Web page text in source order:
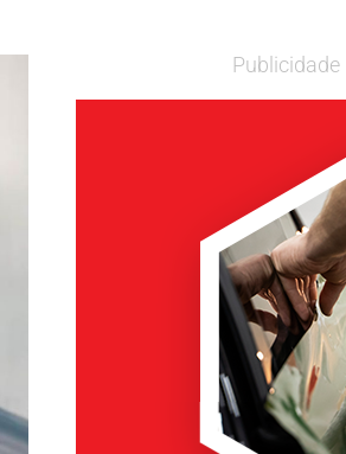
Publicidade